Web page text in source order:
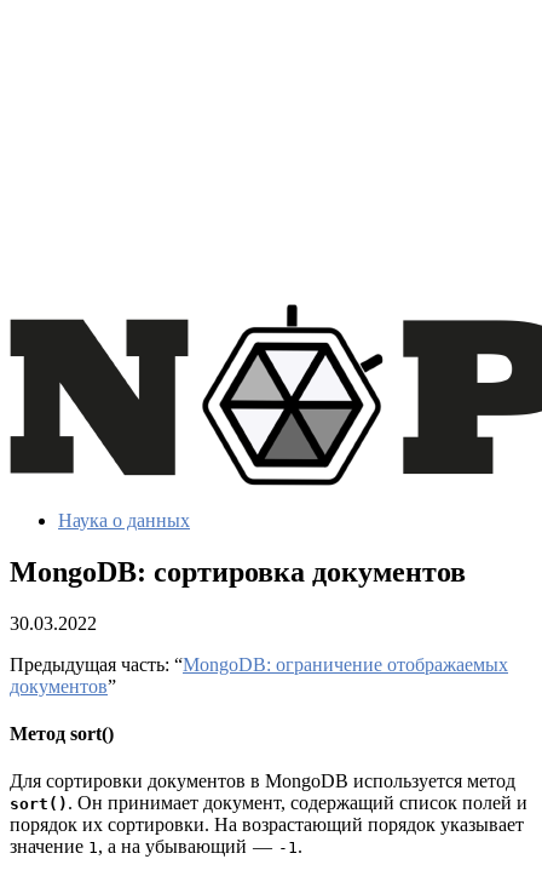
Наука о данных
MongoDB: cортировка документов
30.03.2022
Предыдущая часть: “MongoDB: ограничение отображаемых
документов”
Метод sort()
Для сортировки документов в MongoDB используется метод
sort() . Он принимает документ, содержащий список полей и
порядок их сортировки. На возрастающий порядок указывает
значение 1, а на убывающий — -1.